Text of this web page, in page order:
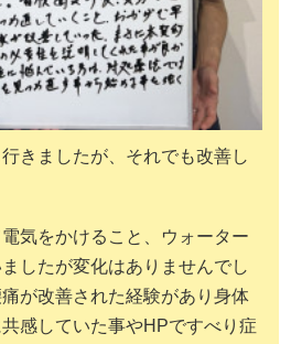
きましたが、それでも改善し
気をかけること、ウォーター
したが変化はありませんでし
が改善された経験があり身体
感していた事やHPですべり症